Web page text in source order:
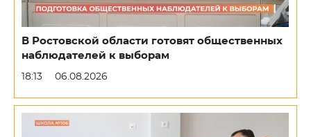
В Ростовской области готовят общественных
наблюдателей к выборам
18:13 06.08.2026